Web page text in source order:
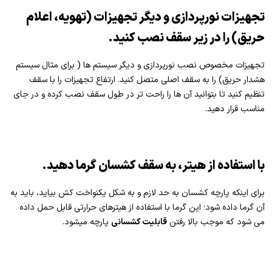
تجهیزات نورپردازی و دیگر تجهیزات (تهویه، اعلام
حریق) را در زیر سقف نصب کنید.
تجهیزات مخصوص نصب نورپردازی و دیگر سیستم­ ها ( برای مثال سیستم
هشدار حریق) را به سقف اصلی متصل کنید. ارتفاع تجهیزات را با سقف
تنظیم کنید تا بتوانید آن ها را راحت تر در طول سقف نصب کرده و در جای
مناسب قرار دهید.
با استفاده از هیتر، به سقف کشسان گرما دهید.
برای اینکه پارچه­ کشسان به حد لازم و به شکل یکنواخت کش بیاید، باید به
آن گرما داده شود؛ این گرما با استفاده از هیترهای حرارتی قابل حمل داده
می شود که موجب بالا رفتن قابلیت کشسانی پارچه می­شود.